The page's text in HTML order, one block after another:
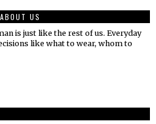
ABOUT US
is just like the rest of us. Everyday
like what to wear, whom to